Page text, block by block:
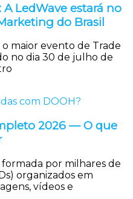
LedWave estará no
do Brasil
maior evento de Trade
no dia 30 de julho de
2026 — O que
por milhares de
organizados em
vídeos e